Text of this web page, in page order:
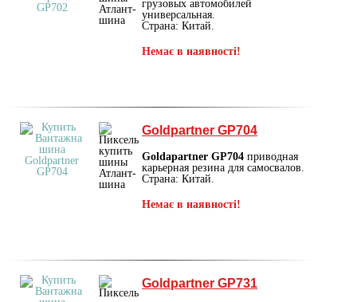
грузовых автомобилей
универсальная.
Страна: Китай.
Немає в наявності!
Goldpartner GP704
Goldapartner GP704 приводная
карьерная резина для самосвалов.
Страна: Китай.
Немає в наявності!
Goldpartner GP731